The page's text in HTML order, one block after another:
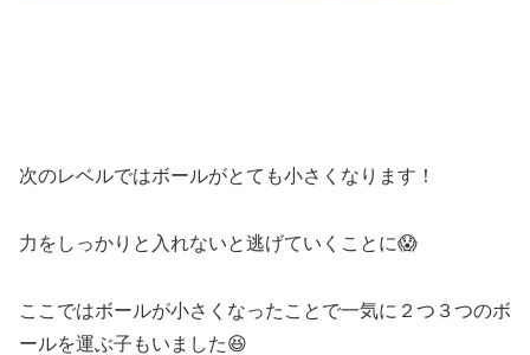
次のレベルではボールがとても小さくなります！
力をしっかりと入れないと逃げていくことに😱
ここではボールが小さくなったことで一気に２つ３つのボ
ールを運ぶ子もいました😆